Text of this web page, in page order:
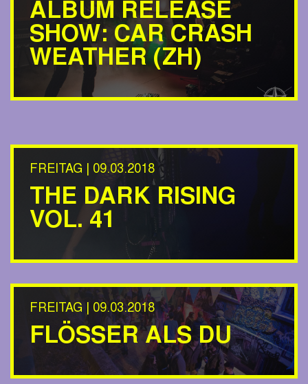
ALBUM RELEASE
SHOW: CAR CRASH
WEATHER (ZH)
FREITAG | 09.03.2018
THE DARK RISING
VOL. 41
FREITAG | 09.03.2018
FLÖSSER ALS DU